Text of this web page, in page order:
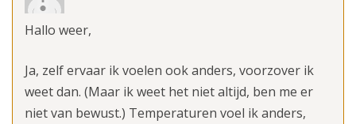
Hallo weer,
Ja, zelf ervaar ik voelen ook anders, voorzover ik
weet dan. (Maar ik weet het niet altijd, ben me er
niet van bewust.) Temperaturen voel ik anders,